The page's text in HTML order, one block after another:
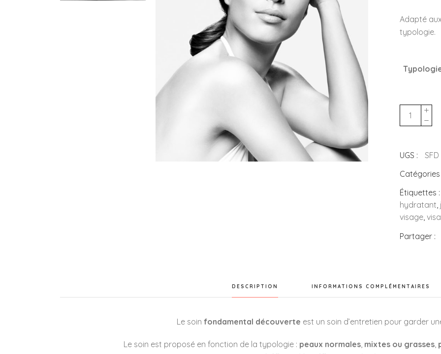
Adapté
typologie.
quantity
UGS :
SFD
Catégories
Étiquettes :
hydratant,
visage,
Partager :
DESCRIPTION INFORMATIONS COMPLÉMENTAIRES
Le soin fondamental découverte est un soin d’entretien pour garder
Le soin est proposé en fonction de la typologie : peaux normales, mixtes ou grasses,